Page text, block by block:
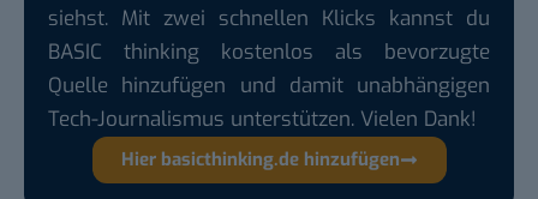
siehst. Mit zwei schnellen Klicks kannst du
BASIC thinking kostenlos als bevorzugte
Quelle hinzufügen und damit unabhängigen
Tech-Journalismus unterstützen. Vielen Dank!
Hier basicthinking.de hinzufügen